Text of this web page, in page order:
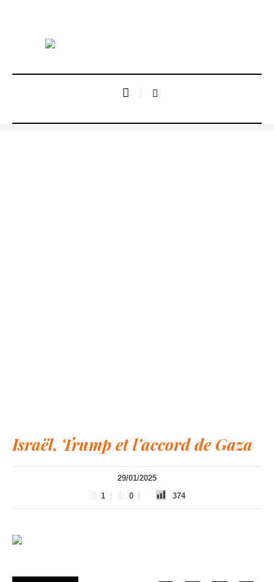
Israël, Trump et l’accord de Gaza
29/01/2025
1
0 374